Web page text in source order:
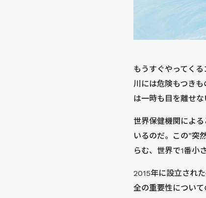
もうすぐやってく
川には危険もつき
は一時も目を離せな
世界保健機関によ
いるのだ。この”突
らむ、世界で1番小
2015年に設立され
全の重要性について